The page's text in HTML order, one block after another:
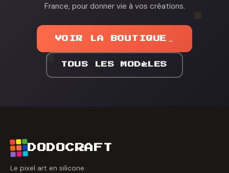
France, pour donner vie à vos créations.
VOIR LA BOUTIQUE →
TOUS LES MODÈLES
DODOCRAFT
Le pixel art en silicone.